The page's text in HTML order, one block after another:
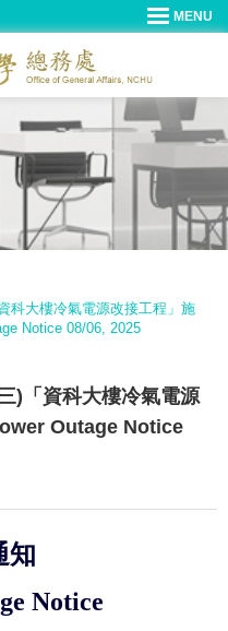
科大樓冷氣電源改接工程」施
Notice 08/06, 2025
)「資科大樓冷氣電源
Outage Notice
知
Notice